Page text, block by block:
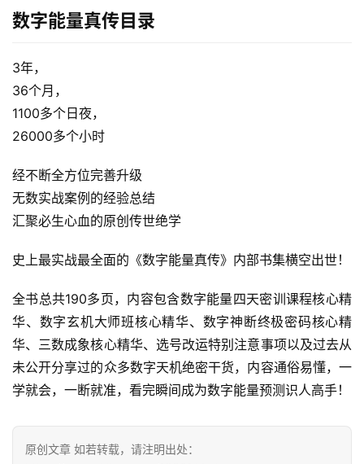
快
讯
开
眼
案
例
避
坑
指
营
百
科
创
资
源
登录 注册
数字能量真传目录
3年，
36个月，
1100多个日夜，
26000多个小时
经不断全方位完善升级
无数实战案例的经验总结
汇聚必生心血的原创传世绝学
史上最实战最全面的《数字能量真传》内部书集横空出世！
全书总共190多页，内容包含数字能量四天密训课程核心精
华、数字玄机大师班核心精华、数字神断终极密码核心精
华、三数成象核心精华、选号改运特别注意事项以及过去从
未公开分享过的众多数字天机绝密干货，内容通俗易懂，一
学就会，一断就准，看完瞬间成为数字能量预测识人高手！
原创文章 如若转载，请注明出处：